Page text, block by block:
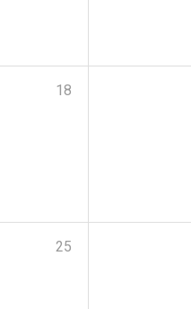
18
25